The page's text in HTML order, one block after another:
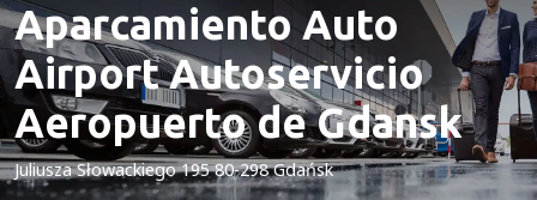
Aparcamiento Auto
Airport Autoservicio
Aeropuerto de Gdansk
Juliusza Słowackiego 195 80-298 Gdańsk